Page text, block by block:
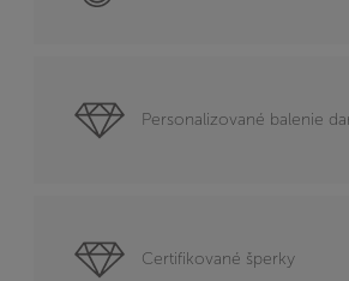
Personalizované balenie
Certifikované šperky